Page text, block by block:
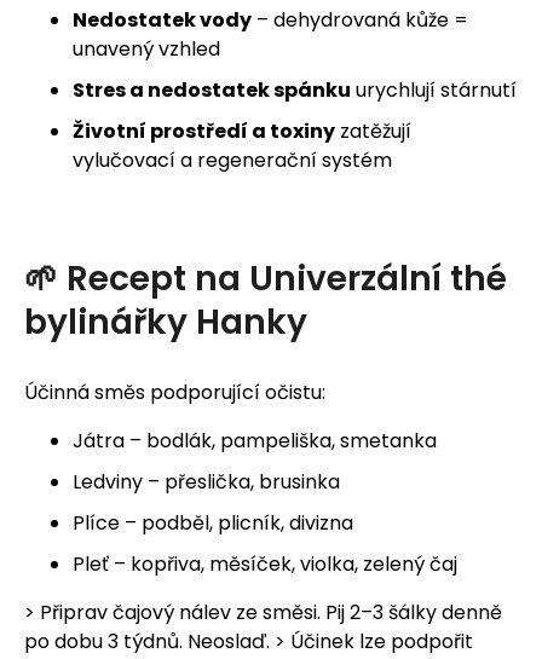
Nedostatek vody – dehydrovaná kůže =
unavený vzhled
Stres a nedostatek spánku urychlují stárnutí
Životní prostředí a toxiny zatěžují
vylučovací a regenerační systém
🌱 Recept na Univerzální thé
bylinářky Hanky
Účinná směs podporující očistu:
Játra – bodlák, pampeliška, smetanka
Ledviny – přeslička, brusinka
Plíce – podběl, plicník, divizna
Pleť – kopřiva, měsíček, violka, zelený čaj
> Připrav čajový nálev ze směsi. Pij 2–3 šálky denně
po dobu 3 týdnů. Neoslaď. > Účinek lze podpořit
e